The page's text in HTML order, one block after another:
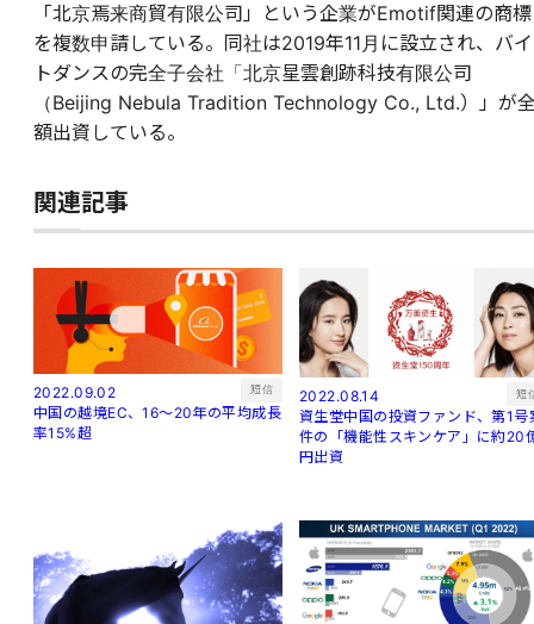
「北京焉来商貿有限公司」という企業がEmotif関連の商標
を複数申請している。同社は2019年11月に設立され、バイ
トダンスの完全子会社「北京星雲創跡科技有限公司
（Beijing Nebula Tradition Technology Co., Ltd.）」が
額出資している。
関連記事
2022.09.02 短信
中国の越境EC、16～20年の平均成長
率15%超
2022.08.14 短
資生堂中国の投資ファンド、第1号
件の「機能性スキンケア」に約20
円出資